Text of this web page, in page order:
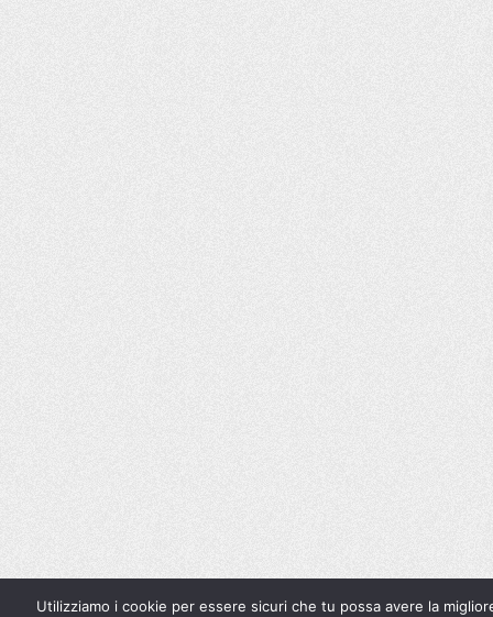
Utilizziamo i cookie per essere sicuri che tu possa avere la